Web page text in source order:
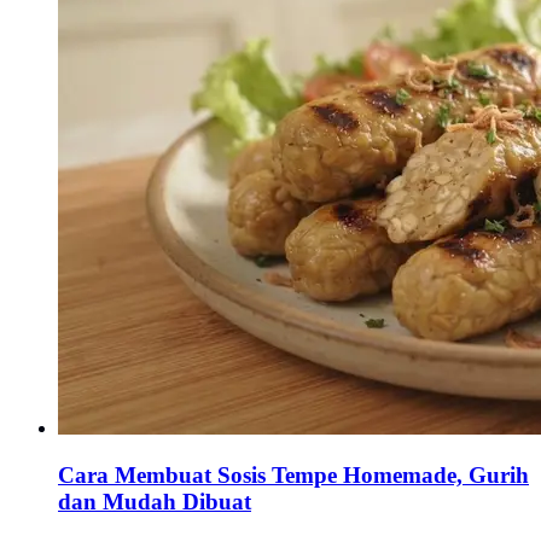
Cara Membuat Sosis Tempe Homemade, Gurih
dan Mudah Dibuat